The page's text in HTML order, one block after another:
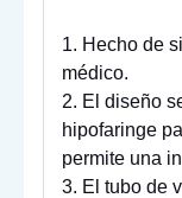
1. Hecho de
médico.
2. El diseño
hipofaringe
permite una
3. El tubo de